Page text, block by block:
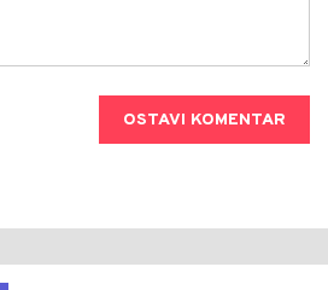
OSTAVI KOMENTAR